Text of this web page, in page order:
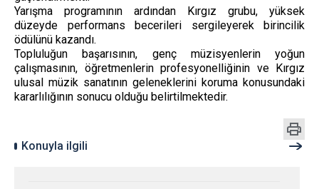
Yarışma programının ardından Kırgız grubu, yüksek
düzeyde performans becerileri sergileyerek birincilik
ödülünü kazandı.
Topluluğun başarısının, genç müzisyenlerin yoğun
çalışmasının, öğretmenlerin profesyonelliğinin ve Kırgız
ulusal müzik sanatının geleneklerini koruma konusundaki
kararlılığının sonucu olduğu belirtilmektedir.
Konuyla ilgili